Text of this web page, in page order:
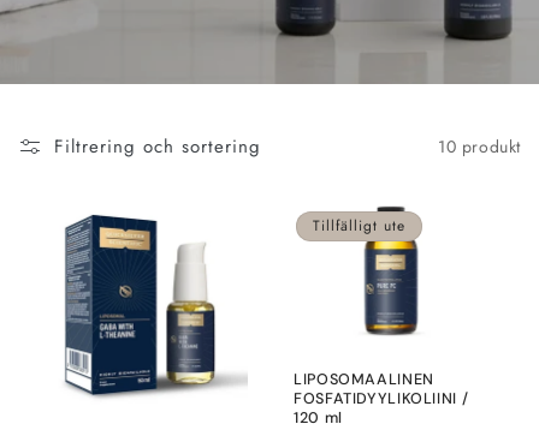
Filtrering och sortering 10 produkt
Tillfälligt ute
LIPOSOMAALINEN
FOSFATIDYYLIKOLIINI /
120 ml